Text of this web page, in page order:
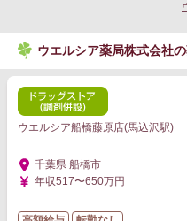
ウエルシア薬局株式会社
ウエルシア船橋藤原店(馬込沢駅)
千葉県 船橋市
年収517〜650万円